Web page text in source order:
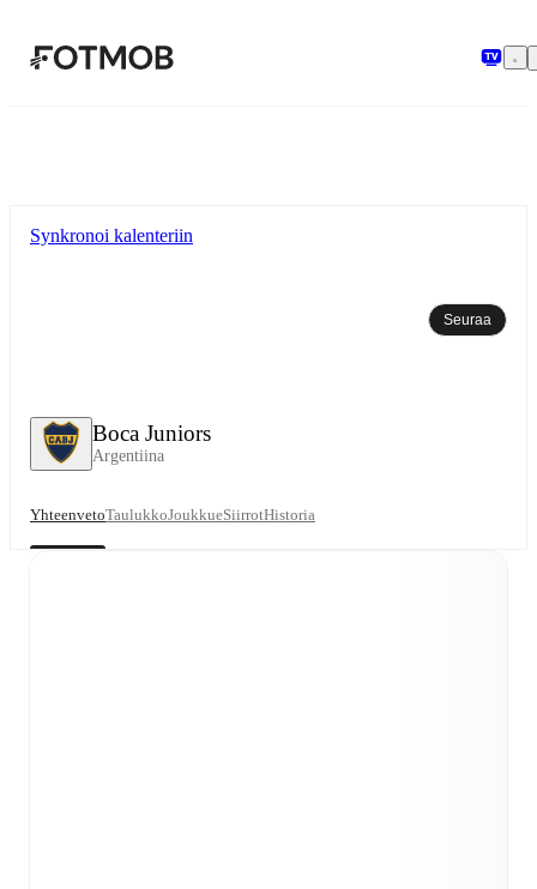
Boca Juniors
Argentiina
Synkronoi kalenteriin
Seuraa
YhteenvetoTaulukkoJoukkueSiirrotHistoria